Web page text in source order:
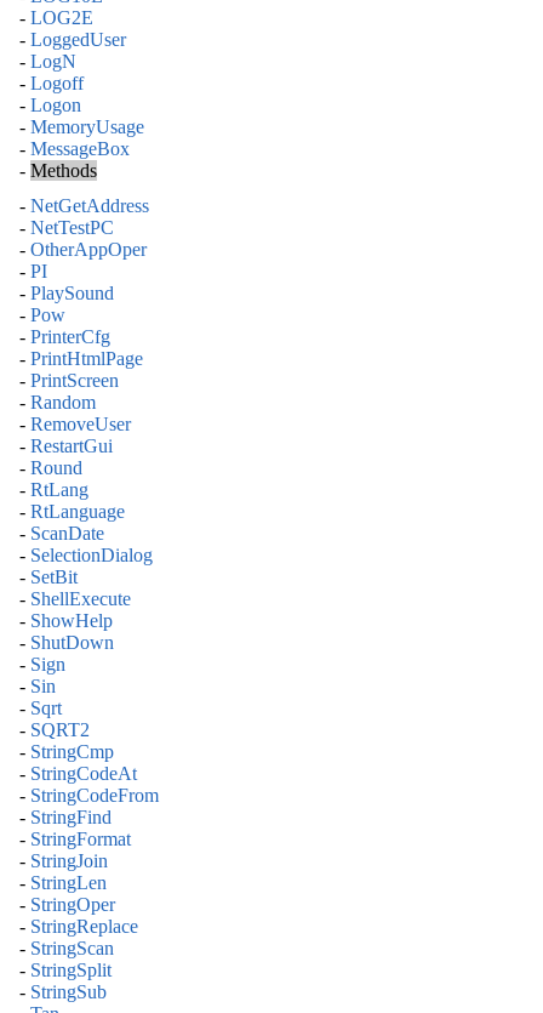
- LOG2E
- LoggedUser
- LogN
- Logoff
- Logon
- MemoryUsage
- MessageBox
- Methods
- NetGetAddress
- NetTestPC
- OtherAppOper
- PI
- PlaySound
- Pow
- PrinterCfg
- PrintHtmlPage
- PrintScreen
- Random
- RemoveUser
- RestartGui
- Round
- RtLang
- RtLanguage
- ScanDate
- SelectionDialog
- SetBit
- ShellExecute
- ShowHelp
- ShutDown
- Sign
- Sin
- Sqrt
- SQRT2
- StringCmp
- StringCodeAt
- StringCodeFrom
- StringFind
- StringFormat
- StringJoin
- StringLen
- StringOper
- StringReplace
- StringScan
- StringSplit
- StringSub